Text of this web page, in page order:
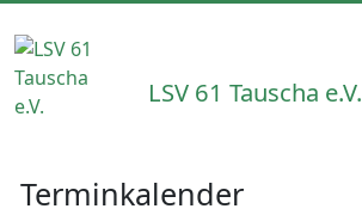
LSV 61 Tauscha e.V.
Terminkalender